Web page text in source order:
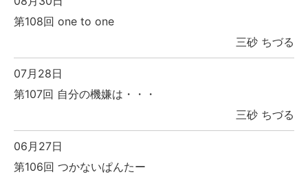
第108回 one to one
三砂 ちづる
07月28日
第107回 自分の機嫌は・・・
三砂 ちづる
06月27日
第106回 つかないぱんたー